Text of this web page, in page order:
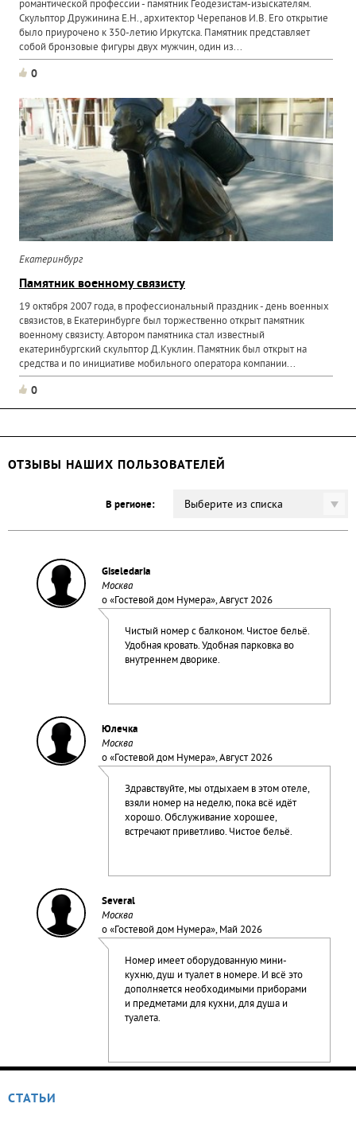
романтической профессии - памятник Геодезистам-изыскателям.
Скульптор Дружинина Е.Н., архитектор Черепанов И.В. Его открытие
было приурочено к 350-летию Иркутска. Памятник представляет
собой бронзовые фигуры двух мужчин, один из...
0
Екатеринбург
Памятник военному связисту
19 октября 2007 года, в профессиональный праздник - день военных
связистов, в Екатеринбурге был торжественно открыт памятник
военному связисту. Автором памятника стал известный
екатеринбургский скульптор Д.Куклин. Памятник был открыт на
средства и по инициативе мобильного оператора компании...
0
ОТЗЫВЫ НАШИХ ПОЛЬЗОВАТЕЛЕЙ
В регионе: Выберите из списка
Giseledaria
Москва
о «Гостевой дом Нумера», Август 2026
Чистый номер с балконом. Чистое бельё.
Удобная кровать. Удобная парковка во
внутреннем дворике.
Юлечка
Москва
о «Гостевой дом Нумера», Август 2026
Здравствуйте, мы отдыхаем в этом отеле,
взяли номер на неделю, пока всё идёт
хорошо. Обслуживание хорошее,
встречают приветливо. Чистое бельё.
Several
Москва
о «Гостевой дом Нумера», Май 2026
Номер имеет оборудованную мини-
кухню, душ и туалет в номере. И всё это
дополняется необходимыми приборами
и предметами для кухни, для душа и
туалета.
СТАТЬИ